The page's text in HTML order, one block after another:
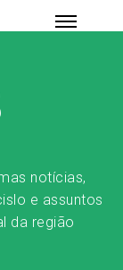
notícias,
e assuntos
da região